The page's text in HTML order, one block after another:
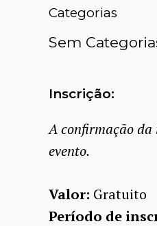
Categorias
Sem
Inscrição:
A confirmação
evento.
Valor: Gratuito
Período de